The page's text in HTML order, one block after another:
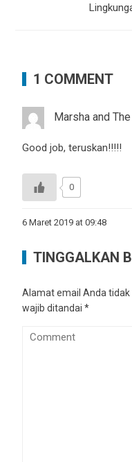
1 COMMENT
Marsha and
Good job, teruskan!!!!!
0
6 Maret 2019 at 09:48
TINGGALKAN
Alamat email Anda tidak
wajib ditandai*